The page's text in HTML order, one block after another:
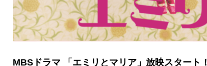
MBSドラマ 「エミリとマリア」放映スタート！